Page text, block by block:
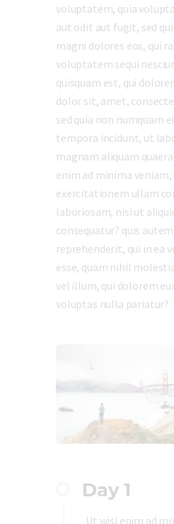
voluptatem, quia
aut odit aut fugit, sed
magni dolores eos, qui
voluptatem sequi
quisquam est, qui
dolor sit, amet,
sed quia non numquam
tempora incidunt, ut
magnam aliquam
enim ad minima
exercitationem ullam
laboriosam, nisi ut
consequatur? quis
reprehenderit, qui in ea
esse, quam nihil
vel illum, qui dolorem
voluptas nulla pariatur?
Day 1
Ut wisi enim ad